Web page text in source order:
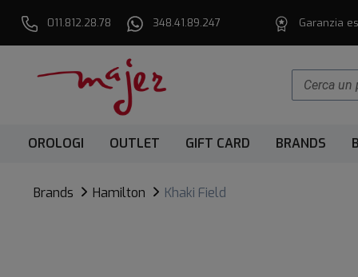
011.812.28.78 348.41.89.247 Garanzia
OROLOGI OUTLET GIFT CARD BRANDS
Brands Hamilton Khaki Field